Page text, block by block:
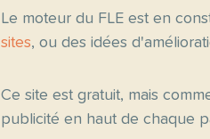
Le moteur du FLE est en
sites, ou des idées
Ce site est gratuit, mais
publicité en haut de chaque